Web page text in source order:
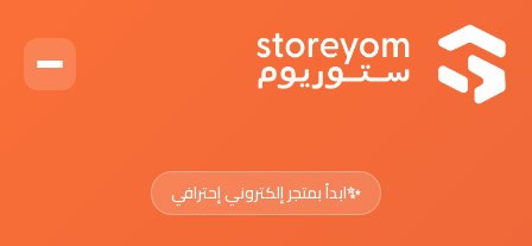
✨ابدأ بمتجر إلكتروني إحترافي